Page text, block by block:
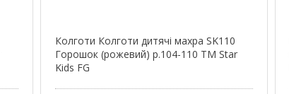
Колготи Колготи дитячі махра SK110
Горошок (рожевий) р.104-110 ТМ Star
Kids FG